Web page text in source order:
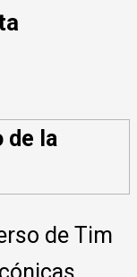
de la
de Tim